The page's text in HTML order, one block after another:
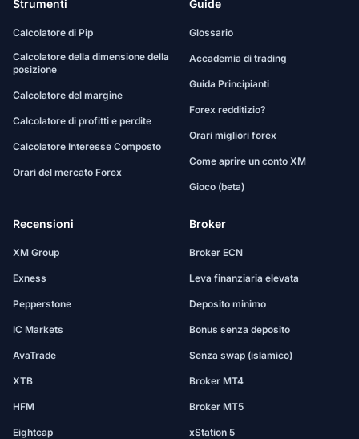
Strumenti
Calcolatore di Pip
Calcolatore della dimensione della
posizione
Calcolatore del margine
Calcolatore di profitti e perdite
Calcolatore Interesse Composto
Orari del mercato Forex
Guide
Glossario
Accademia di trading
Guida Principianti
Forex redditizio?
Orari migliori forex
Come aprire un conto XM
Gioco (beta)
Recensioni
XM Group
Exness
Pepperstone
IC Markets
AvaTrade
XTB
HFM
Eightcap
Broker
Broker ECN
Leva finanziaria elevata
Deposito minimo
Bonus senza deposito
Senza swap (islamico)
Broker MT4
Broker MT5
xStation 5